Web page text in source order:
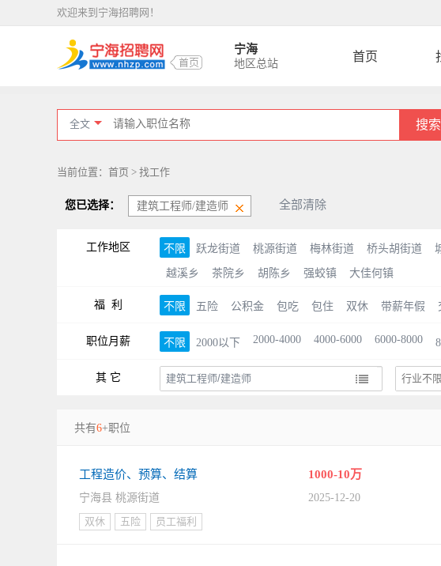
欢迎来到宁海招聘网！
宁海
地区总站
首页
全文 搜
当前位置：首页 > 找工作
您已选择： 建筑工程师/建造师 全部清除
工作地区 不限 跃龙街道 桃源街道 梅林街道 桥头胡街道
越溪乡 茶院乡 胡陈乡 强蛟镇 大佳何镇
福 利 不限 五险 公积金 包吃 包住 双休 带薪年假
职位月薪 不限 2000以下 2000-4000 4000-6000 6000-8000
其 它
共有6+职位
工程造价、预算、结算 1000-10万
宁海县 桃源街道 2025-12-20
双休
五险 员工福利